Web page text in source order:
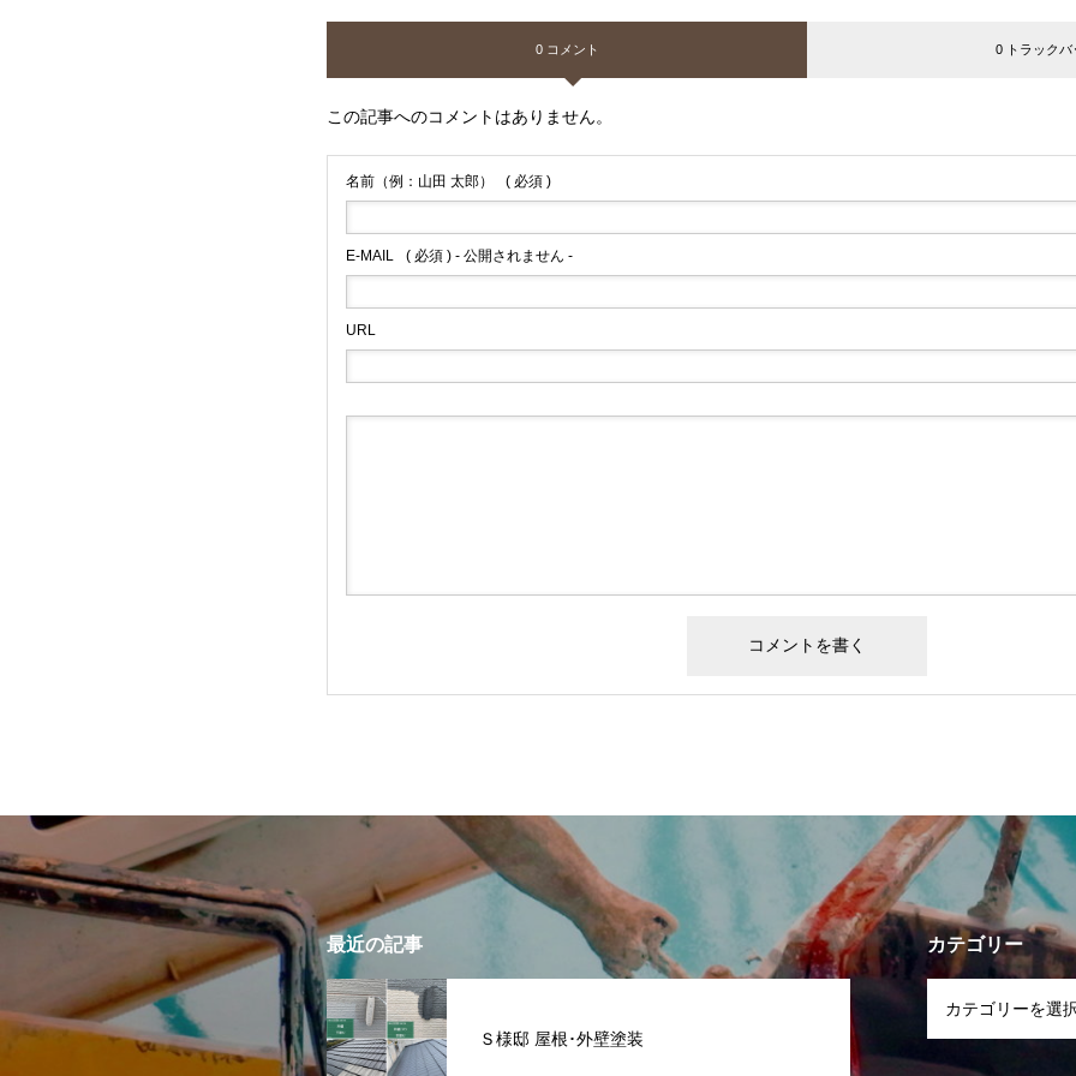
0 コメント 0 トラックバ
この記事へのコメントはありません。
名前（例：山田 太郎） ( 必須 )
E-MAIL ( 必須 ) - 公開されません -
URL
最近の記事
Ｓ様邸 屋根･外壁塗装
カテゴリー